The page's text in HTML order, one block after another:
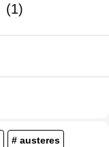
(1)
# austeres